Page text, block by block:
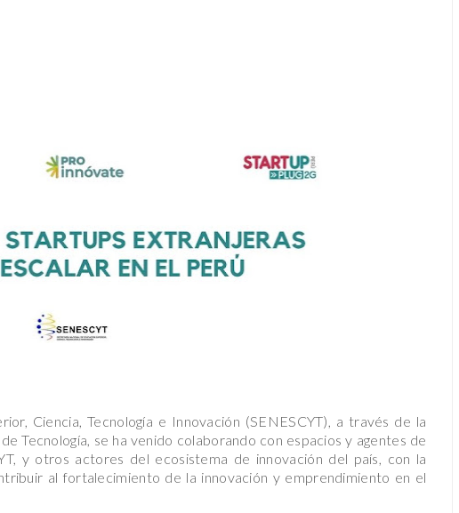
Ciencia, Tecnología e Innovación (SENESCYT), a través de la
Tecnología, se ha venido colaborando con espacios y agentes de
y otros actores del ecosistema de innovación del país, con la
al fortalecimiento de la innovación y emprendimiento en el